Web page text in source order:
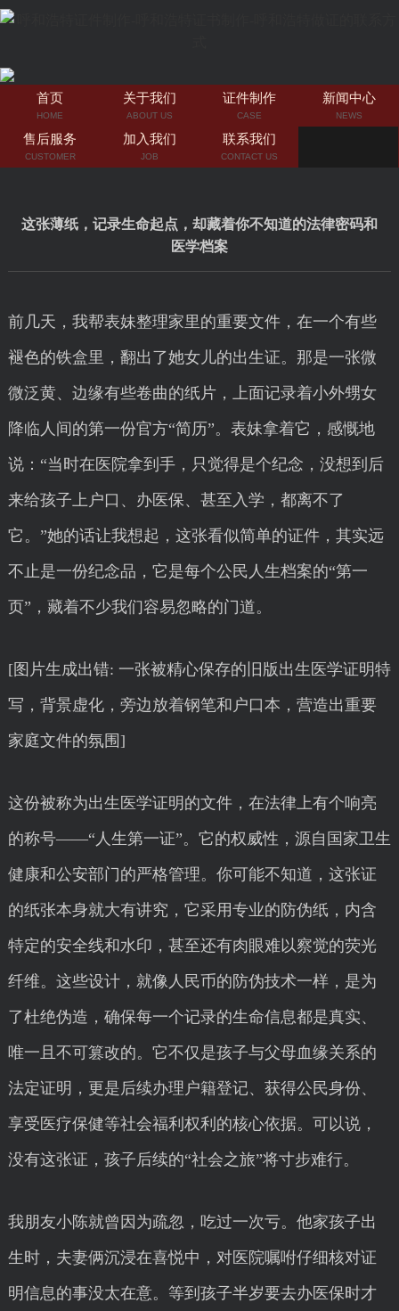
首页
HOME
关于我们
ABOUT US
证件制作
CASE
新闻中心
NEWS
售后服务
CUSTOMER
加入我们
JOB
联系我们
CONTACT US
这张薄纸，记录生命起点，却藏着你不知道的法律密码和
医学档案
前几天，我帮表妹整理家里的重要文件，在一个有些
褪色的铁盒里，翻出了她女儿的出生证。那是一张微
微泛黄、边缘有些卷曲的纸片，上面记录着小外甥女
降临人间的第一份官方“简历”。表妹拿着它，感慨地
说：“当时在医院拿到手，只觉得是个纪念，没想到后
来给孩子上户口、办医保、甚至入学，都离不了
它。”她的话让我想起，这张看似简单的证件，其实远
不止是一份纪念品，它是每个公民人生档案的“第一
页”，藏着不少我们容易忽略的门道。
[图片生成出错: 一张被精心保存的旧版出生医学证明特
写，背景虚化，旁边放着钢笔和户口本，营造出重要
家庭文件的氛围]
这份被称为出生医学证明的文件，在法律上有个响亮
的称号——“人生第一证”。它的权威性，源自国家卫生
健康和公安部门的严格管理。你可能不知道，这张证
的纸张本身就大有讲究，它采用专业的防伪纸，内含
特定的安全线和水印，甚至还有肉眼难以察觉的荧光
纤维。这些设计，就像人民币的防伪技术一样，是为
了杜绝伪造，确保每一个记录的生命信息都是真实、
唯一且不可篡改的。它不仅是孩子与父母血缘关系的
法定证明，更是后续办理户籍登记、获得公民身份、
享受医疗保健等社会福利权利的核心依据。可以说，
没有这张证，孩子后续的“社会之旅”将寸步难行。
我朋友小陈就曾因为疏忽，吃过一次亏。他家孩子出
生时，夫妻俩沉浸在喜悦中，对医院嘱咐仔细核对证
明信息的事没太在意。等到孩子半岁要去办医保时才